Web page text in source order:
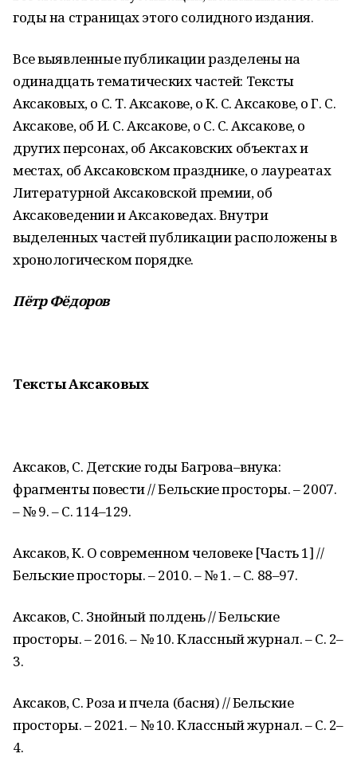
годы на страницах этого солидного издания.
Все выявленные публикации разделены на
одинадцать тематических частей: Тексты
Аксаковых, о С. Т. Аксакове, о К. С. Аксакове, о Г. С.
Аксакове, об И. С. Аксакове, о С. С. Аксакове, о
других персонах, об Аксаковских объектах и
местах, об Аксаковском празднике, о лауреатах
Литературной Аксаковской премии, об
Аксаковедении и Аксаковедах. Внутри
выделенных частей публикации расположены в
хронологическом порядке.
Пётр Фёдоров
Тексты Аксаковых
Аксаков, С. Детские годы Багрова–внука:
фрагменты повести // Бельские просторы. – 2007.
– № 9. – С. 114–129.
Аксаков, К. О современном человеке [Часть 1] //
Бельские просторы. – 2010. – № 1. – С. 88–97.
Аксаков, С. Знойный полдень // Бельские
просторы. – 2016. – № 10. Классный журнал. – С. 2–
3.
Аксаков, С. Роза и пчела (басня) // Бельские
просторы. – 2021. – № 10. Классный журнал. – С. 2–
4.